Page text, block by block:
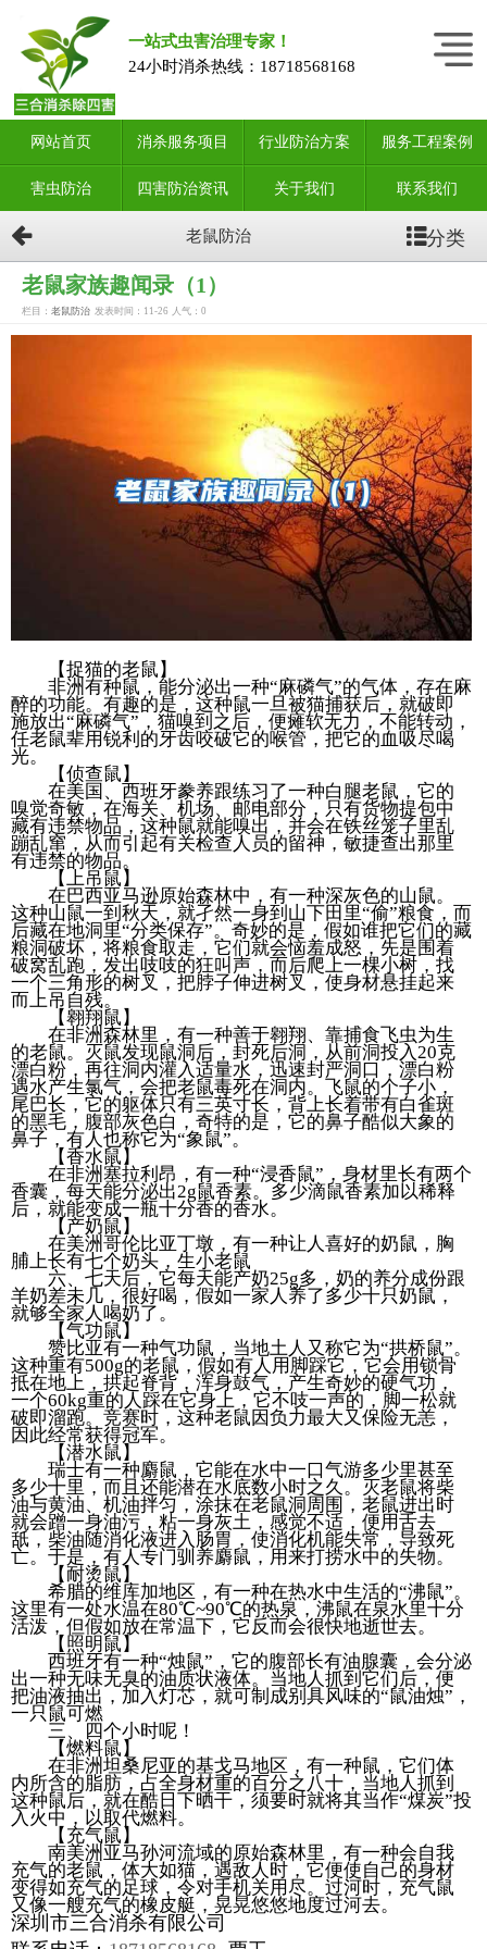
一站式虫害治理专家！
24小时消杀热线： 18718568168
网站首页 消杀服务项目 行业防治方案 服务工程案例
害虫防治 四害防治资讯 关于我们 联系我们
老鼠防治 分类
老鼠家族趣闻录（1）
栏目： 老鼠防治 发表时间：11-26 人气： 0
【捉猫的老鼠】
非洲有种鼠，能分泌出一种“麻磷气”的气体，存在麻
醉的功能。有趣的是，这种鼠一旦被猫捕获后，就破即
施放出“麻磷气”，猫嗅到之后，便瘫软无力，不能转动，
任老鼠辈用锐利的牙齿咬破它的喉管，把它的血吸尽喝
光。
【侦查鼠】
在美国、西班牙豢养跟练习了一种白腿老鼠，它的
嗅觉奇敏，在海关、机场、邮电部分，只有货物提包中
藏有违禁物品，这种鼠就能嗅出，并会在铁丝笼子里乱
蹦乱窜，从而引起有关检查人员的留神，敏捷查出那里
有违禁的物品。
【上吊鼠】
在巴西亚马逊原始森林中，有一种深灰色的山鼠。
这种山鼠一到秋天，就孑然一身到山下田里“偷”粮食，而
后藏在地洞里“分类保存”。奇妙的是，假如谁把它们的藏
粮洞破坏，将粮食取走，它们就会恼羞成怒，先是围着
破窝乱跑，发出吱吱的狂叫声，而后爬上一棵小树，找
一个三角形的树叉，把脖子伸进树叉，使身材悬挂起来
而上吊自残。
【翱翔鼠】
在非洲森林里，有一种善于翱翔、靠捕食飞虫为生
的老鼠。灭鼠发现鼠洞后，封死后洞，从前洞投入20克
漂白粉，再往洞内灌入适量水，迅速封严洞口，漂白粉
遇水产生氯气，会把老鼠毒死在洞内。飞鼠的个子小，
尾巴长，它的躯体只有三英寸长，背上长着带有白雀斑
的黑毛，腹部灰色白，奇特的是，它的鼻子酷似大象的
鼻子，有人也称它为“象鼠”。
【香水鼠】
在非洲塞拉利昂，有一种“浸香鼠”，身材里长有两个
香囊，每天能分泌出2g鼠香素。多少滴鼠香素加以稀释
后，就能变成一瓶十分香的香水。
【产奶鼠】
在美洲哥伦比亚丁墩，有一种让人喜好的奶鼠，胸
脯上长有七个奶头，生小老鼠
六、七天后，它每天能产奶25g多，奶的养分成份跟
羊奶差未几，很好喝，假如一家人养了多少十只奶鼠，
就够全家人喝奶了。
【气功鼠】
赞比亚有一种气功鼠，当地土人又称它为“拱桥鼠”。
这种重有500g的老鼠，假如有人用脚踩它，它会用锁骨
抵在地上，拱起脊背，浑身鼓气，产生奇妙的硬气功，
一个60kg重的人踩在它身上，它不吱一声的，脚一松就
破即溜跑。竞赛时，这种老鼠因负力最大又保险无恙，
因此经常获得冠军。
【潜水鼠】
瑞士有一种麝鼠，它能在水中一口气游多少里甚至
多少十里，而且还能潜在水底数小时之久。灭老鼠将柴
油与黄油、机油拌匀，涂抹在老鼠洞周围，老鼠进出时
就会蹭一身油污，粘一身灰土，感觉不适，便用舌去
舐，柴油随消化液进入肠胃，使消化机能失常，导致死
亡。于是，有人专门驯养麝鼠，用来打捞水中的失物。
【耐烫鼠】
希腊的维库加地区，有一种在热水中生活的“沸鼠”。
这里有一处水温在80℃~90℃的热泉，沸鼠在泉水里十分
活泼，但假如放在常温下，它反而会很快地逝世去。
【照明鼠】
西班牙有一种“烛鼠”，它的腹部长有油腺囊，会分泌
出一种无味无臭的油质状液体。当地人抓到它们后，便
把油液抽出，加入灯芯，就可制成别具风味的“鼠油烛”，
一只鼠可燃
三、四个小时呢！
【燃料鼠】
在非洲坦桑尼亚的基戈马地区，有一种鼠，它们体
内所含的脂肪，占全身材重的百分之八十，当地人抓到
这种鼠后，就在酷日下晒干，须要时就将其当作“煤炭”投
入火中，以取代燃料。
【充气鼠】
南美洲亚马孙河流域的原始森林里，有一种会自我
充气的老鼠，体大如猫，遇敌人时，它便使自己的身材
变得如充气的足球，令对手机关用尽。过河时，充气鼠
又像一艘充气的橡皮艇，晃晃悠悠地度过河去。
深圳市三合消杀有限公司